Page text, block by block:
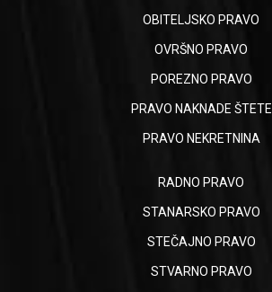
OBITELJSKO PRAVO
OVRŠNO PRAVO
POREZNO PRAVO
PRAVO NAKNADE ŠTETE
PRAVO NEKRETNINA
RADNO PRAVO
STANARSKO PRAVO
STEČAJNO PRAVO
STVARNO PRAVO